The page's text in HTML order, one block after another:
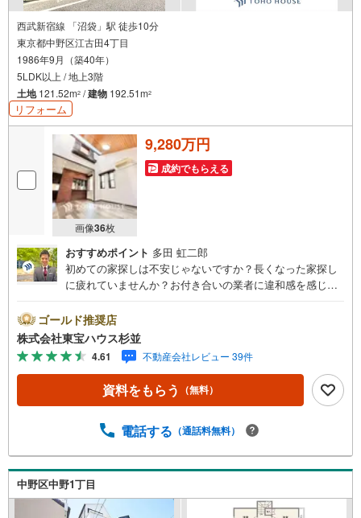
西武新宿線 「沼袋」駅 徒歩10分
東京都中野区江古田4丁目
1986年9月（築40年）
5LDK以上 / 地上3階
土地121.52m2 /建物 192.51m2
リフォーム
画像36枚
9,280万円
成約でもらえる
おすすめポイント 多田 虹二郎
初めての家探しは不安じゃないですか？長くなった家探し
に疲れていませんか？お付き合いの業者に違和感を感じて
したプロが、何のしがらみもなく、お客様の理想の物件を
お探しします。東宝ハウス杉並【（FD）:】ご見学希望の物
件以外も併せてご案内させていただきます。遠慮なくご希
望をお伝えくださいませ。■ご見学について■【営業時間 9:
00～21:00】人気物件は特に問い合わせが集中するため、お
早めにお電話くださいませ。「室内・現地を見学する」ボ
TOHO HOUSE CLUB■弊社で売買されたお客様はTOHO H
の見直しや借り換えなど、オンラインでやりとりができま
す。■FPによるファイナンシャルライフサポート■ファイナ
ンシャルプランナーが住宅ローン、保険・税金、資産運
用、相続などの対策をアドバイスを致します。
ゴールド推奨店
株式会社東宝ハウス杉並
4.61 不動産会社レビュー 39件
資料をもらう （無料）
電話する （通話料無料）
中野区中野1丁目